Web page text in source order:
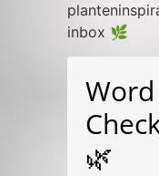
inbox 🌿
🌿